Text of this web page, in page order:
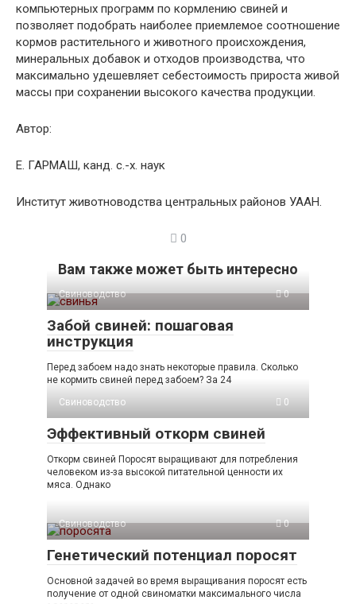
компьютерных программ по кормлению свиней и
позволяет подобрать наиболее приемлемое соотношение
кормов растительного и животного происхождения,
минеральных добавок и отходов производства, что
максимально удешевляет себестоимость прироста живой
массы при сохранении высокого качества продукции.
Автор:
Е. ГАРМАШ, канд. с.-х. наук
Институт животноводства центральных районов УААН.
0
Вам также может быть интересно
Свиноводство 0
Забой свиней: пошаговая
инструкция
Перед забоем надо знать некоторые правила. Сколько
не кормить свиней перед забоем? За 24
Свиноводство
0
Эффективный откорм свиней
Откорм свиней Поросят выращивают для потребления
человеком из-за высокой питательной ценности их
мяса. Однако
Свиноводство 0
Генетический потенциал поросят
Основной задачей во время выращивания поросят есть
получение от одной свиноматки максимального числа